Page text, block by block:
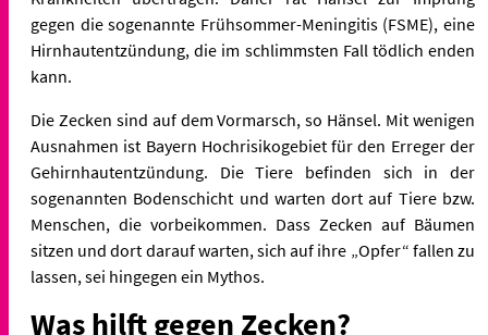
gegen die sogenannte Frühsommer-Meningitis (FSME), eine
Hirnhautentzündung, die im schlimmsten Fall tödlich enden
kann.
Die Zecken sind auf dem Vormarsch, so Hänsel. Mit wenigen
Ausnahmen ist Bayern Hochrisikogebiet für den Erreger der
Gehirnhautentzündung. Die Tiere befinden sich in der
sogenannten Bodenschicht und warten dort auf Tiere bzw.
Menschen, die vorbeikommen. Dass Zecken auf Bäumen
sitzen und dort darauf warten, sich auf ihre „Opfer“ fallen zu
lassen, sei hingegen ein Mythos.
Was hilft gegen Zecken?